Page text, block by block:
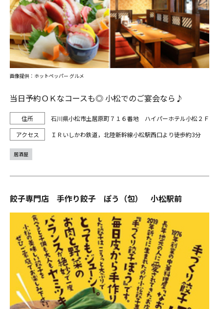
当日予約ＯＫなコースも◎ 小松でのご宴会なら♪
石川県小松市土居原町７１６番地 ハイパーホテル小松２Ｆ
ＩＲいしかわ鉄道，北陸新幹線小松駅西口より徒歩約3分
画像提供：ホットペッパー グルメ
居酒屋
餃子専門店 手作り餃子 ぽう（包） 小松駅前